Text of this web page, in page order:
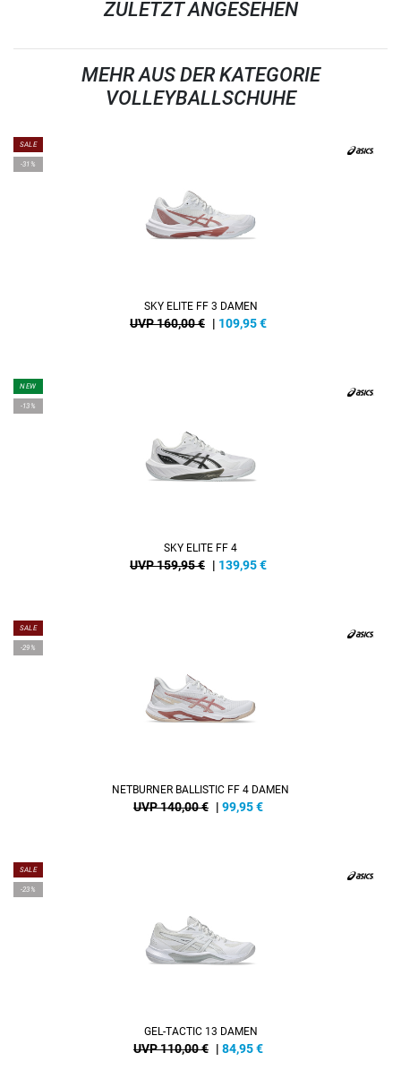
ZULETZT ANGESEHEN
MEHR AUS DER KATEGORIE
VOLLEYBALLSCHUHE
SALE
-31%
SKY ELITE FF 3 DAMEN
UVP 160,00 € | 109,95€
NEW
-13%
SKY ELITE FF 4
UVP 159,95 € | 139,95€
SALE
-29%
NETBURNER BALLISTIC FF 4 DAMEN
UVP 140,00 € | 99,95€
SALE
-23%
GEL-TACTIC 13 DAMEN
UVP 110,00 € | 84,95€